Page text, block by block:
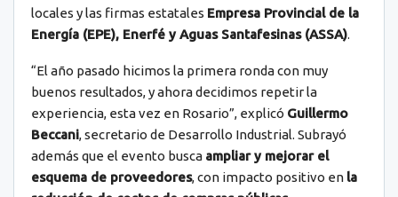
locales y las firmas estatales Empresa Provincial de la
Energía (EPE), Enerfé y Aguas Santafesinas (ASSA).
“El año pasado hicimos la primera ronda con muy
buenos resultados, y ahora decidimos repetir la
experiencia, esta vez en Rosario”, explicó Guillermo
Beccani, secretario de Desarrollo Industrial. Subrayó
además que el evento busca ampliar y mejorar el
esquema de proveedores, con impacto positivo en la